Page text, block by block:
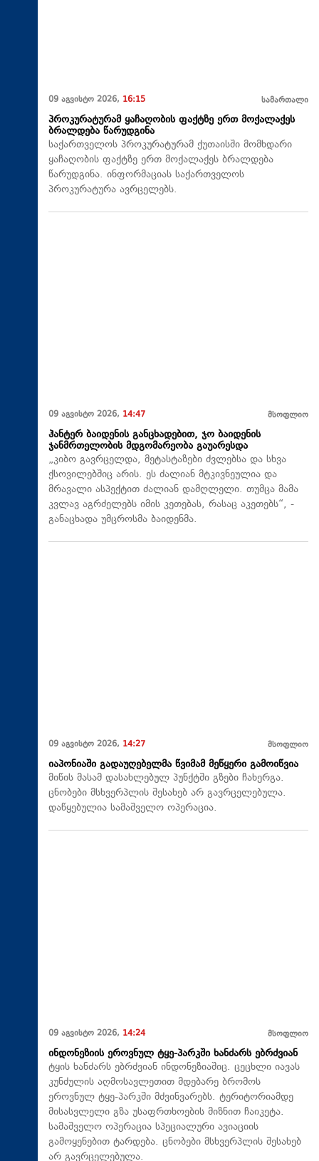
09 აგვისტო 2026, 16:15 სამართალი
პროკურატურამ ყაჩაღობის ფაქტზე ერთ მოქალაქეს
ბრალდება წარუდგინა
საქართველოს პროკურატურამ ქუთაისში მომხდარი
ყაჩაღობის ფაქტზე ერთ მოქალაქეს ბრალდება
წარუდგინა. ინფორმაციას საქართველოს
პროკურატურა ავრცელებს.
09 აგვისტო 2026, 14:47 მსოფლიო
ჰანტერ ბაიდენის განცხადებით, ჯო ბაიდენის
ჯანმრთელობის მდგომარეობა გაუარესდა
„კიბო გავრცელდა, მეტასტაზები ძვლებსა და სხვა
ქსოვილებშიც არის. ეს ძალიან მტკივნეულია და
მრავალი ასპექტით ძალიან დამღლელი. თუმცა მამა
კვლავ აგრძელებს იმის კეთებას, რასაც აკეთებს“, -
განაცხადა უმცროსმა ბაიდენმა.
09 აგვისტო 2026, 14:27 მსოფლიო
იაპონიაში გადაუღებელმა წვიმამ მეწყერი გამოიწვია
მიწის მასამ დასახლებულ პუნქტში გზები ჩახერგა.
ცნობები მსხვერპლის შესახებ არ გავრცელებულა.
დაწყებულია სამაშველო ოპერაცია.
09 აგვისტო 2026, 14:24 მსოფლიო
ინდონეზიის ეროვნულ ტყე-პარკში ხანძარს ებრძვიან
ტყის ხანძარს ებრძვიან ინდონეზიაშიც. ცეცხლი იავას
კუნძულის აღმოსავლეთით მდებარე ბრომოს
ეროვნულ ტყე-პარკში მძვინვარებს. ტერიტორიამდე
მისასვლელი გზა უსაფრთხოების მიზნით ჩაიკეტა.
სამაშველო ოპერაცია სპეციალური ავიაციის
გამოყენებით ტარდება. ცნობები მსხვერპლის შესახებ
არ გავრცელებულა.